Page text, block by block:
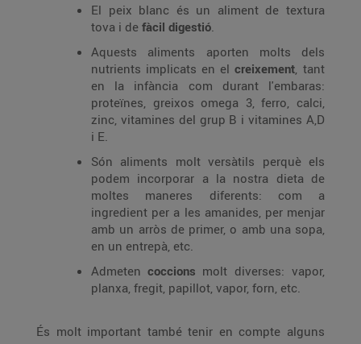
El peix blanc és un aliment de textura
tova i de fàcil digestió.
Aquests aliments aporten molts dels
nutrients implicats en el creixement, tant
en la infància com durant l'embaras:
proteïnes, greixos omega 3, ferro, calci,
zinc, vitamines del grup B i vitamines A,D
i E.
Són aliments molt versàtils perquè els
podem incorporar a la nostra dieta de
moltes maneres diferents: com a
ingredient per a les amanides, per menjar
amb un arròs de primer, o amb una sopa,
en un entrepà, etc.
Admeten coccions molt diverses: vapor,
planxa, fregit, papillot, vapor, forn, etc.
És molt important també tenir en compte alguns